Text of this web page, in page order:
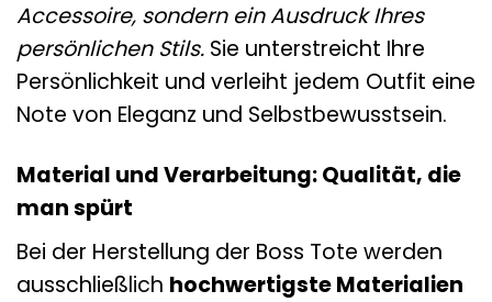
Accessoire, sondern ein Ausdruck Ihres
persönlichen Stils. Sie unterstreicht Ihre
Persönlichkeit und verleiht jedem Outfit eine
Note von Eleganz und Selbstbewusstsein.
Material und Verarbeitung: Qualität, die
man spürt
Bei der Herstellung der Boss Tote werden
ausschließlich hochwertigste Materialien